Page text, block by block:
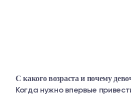
С какого возраста и почему
Когда нужно впервые